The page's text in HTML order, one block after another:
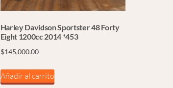
Harley Davidson Sportster 48 Forty
Eight 1200cc 2014 *453
$145,000.00
Añadir al carrito